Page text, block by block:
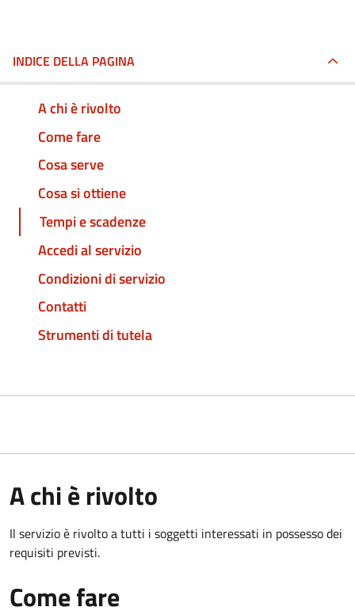
INDICE DELLA PAGINA
A chi è rivolto
Come fare
Cosa serve
Cosa si ottiene
Tempi e scadenze
Accedi al servizio
Condizioni di servizio
Contatti
Strumenti di tutela
A chi è rivolto
Il servizio è rivolto a tutti i soggetti interessati in possesso dei
requisiti previsti.
Come fare